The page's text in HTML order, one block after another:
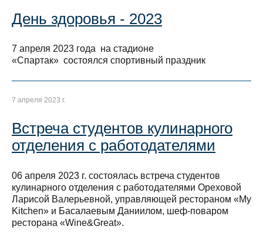
День здоровья - 2023
7 апреля 2023 года на стадионе
«Спартак» состоялся спортивный праздник
7 апреля 2023 г.
Встреча студентов кулинарного
отделения с работодателями
06 апреля 2023 г. состоялась встреча студентов
кулинарного отделения с работодателями Ореховой
Ларисой Валерьевной, управляющей рестораном «My
Kitchen» и Басалаевым Даниилом, шеф-поваром
ресторана «Wine&Great».